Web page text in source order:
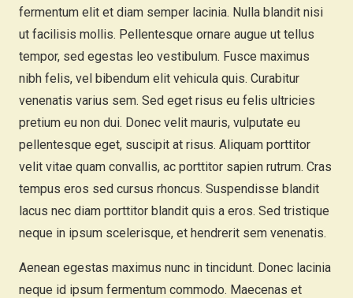
fermentum elit et diam semper lacinia. Nulla blandit nisi
ut facilisis mollis. Pellentesque ornare augue ut tellus
tempor, sed egestas leo vestibulum. Fusce maximus
nibh felis, vel bibendum elit vehicula quis. Curabitur
venenatis varius sem. Sed eget risus eu felis ultricies
pretium eu non dui. Donec velit mauris, vulputate eu
pellentesque eget, suscipit at risus. Aliquam porttitor
velit vitae quam convallis, ac porttitor sapien rutrum. Cras
tempus eros sed cursus rhoncus. Suspendisse blandit
lacus nec diam porttitor blandit quis a eros. Sed tristique
neque in ipsum scelerisque, et hendrerit sem venenatis.
Aenean egestas maximus nunc in tincidunt. Donec lacinia
neque id ipsum fermentum commodo. Maecenas et